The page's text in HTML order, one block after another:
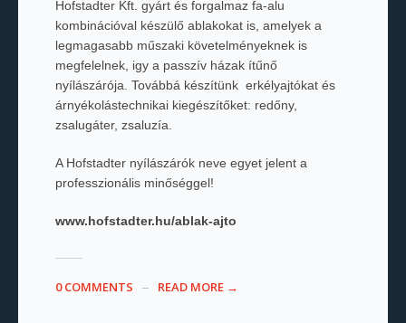
Hofstadter Kft. gyárt és forgalmaz fa-alu
kombinációval készülő ablakokat is, amelyek a
legmagasabb műszaki követelményeknek is
megfelelnek, igy a passzív házak ítűnő
nyílászárója. Továbbá készítünk erkélyajtókat és
árnyékolástechnikai kiegészítőket: redőny,
zsalugáter, zsaluzía.
A Hofstadter nyílászárók neve egyet jelent a
professzionális minőséggel!
www.hofstadter.hu/ablak-ajto
0 COMMENTS READ MORE →